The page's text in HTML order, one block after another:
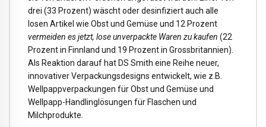
drei (33 Prozent) wäscht oder desinfiziert auch alle
losen Artikel wie Obst und Gemüse und 12 Prozent
vermeiden es jetzt, lose unverpackte Waren zu kaufen (22
Prozent in Finnland und 19 Prozent in Grossbritannien).
Als Reaktion darauf hat DS Smith eine Reihe neuer,
innovativer Verpackungsdesigns entwickelt, wie z.B.
Wellpappverpackungen für Obst und Gemüse und
Wellpapp-Handlinglösungen für Flaschen und
Milchprodukte.